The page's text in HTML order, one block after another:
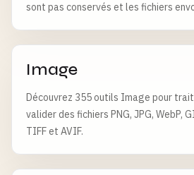
sont pas conservés et les fichiers
Image
Découvrez 355 outils Image pour
valider des fichiers PNG, JPG, WebP,
TIFF et AVIF.